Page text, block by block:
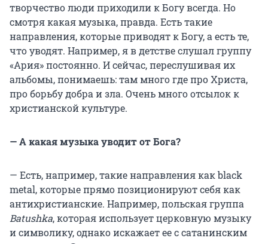
творчество люди приходили к Богу всегда. Но
смотря какая музыка, правда. Есть такие
направления, которые приводят к Богу, а есть те,
что уводят. Например, я в детстве слушал группу
«Ария» постоянно. И сейчас, переслушивая их
альбомы, понимаешь: там много где про Христа,
про борьбу добра и зла. Очень много отсылок к
христианской культуре.
— А какая музыка уводит от Бога?
— Есть, например, такие направления как black
metal, которые прямо позиционируют себя как
антихристианские. Например, польская группа
Batushka, которая использует церковную музыку
и символику, однако искажает ее с сатанинским